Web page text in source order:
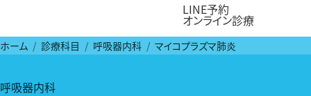
LINE予約
オンライン診療
ホーム 診療科目 呼吸器内科 マイコプラズマ肺炎
呼吸器内科